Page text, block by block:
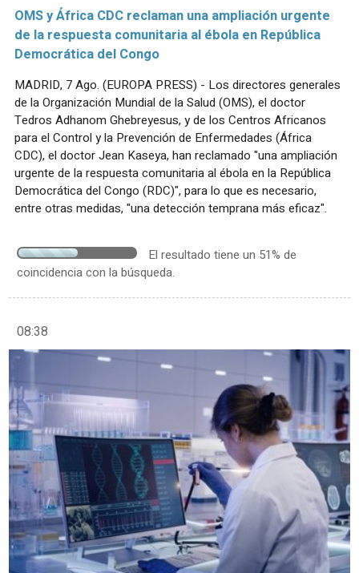
OMS y África CDC reclaman una ampliación urgente
de la respuesta comunitaria al ébola en República
Democrática del Congo
MADRID, 7 Ago. (EUROPA PRESS) - Los directores generales
de la Organización Mundial de la Salud (OMS), el doctor
Tedros Adhanom Ghebreyesus, y de los Centros Africanos
para el Control y la Prevención de Enfermedades (África
CDC), el doctor Jean Kaseya, han reclamado "una ampliación
urgente de la respuesta comunitaria al ébola en la República
Democrática del Congo (RDC)", para lo que es necesario,
entre otras medidas, "una detección temprana más eficaz".
El resultado tiene un 51% de
coincidencia con la búsqueda.
08:38